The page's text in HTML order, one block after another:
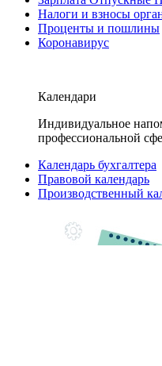
Налоги и взносы
Проценты и пошлины
Коронавирус
Календари
Индивидуальное
профессиональной
Календарь бухгалтера
Правовой календарь
Производственный